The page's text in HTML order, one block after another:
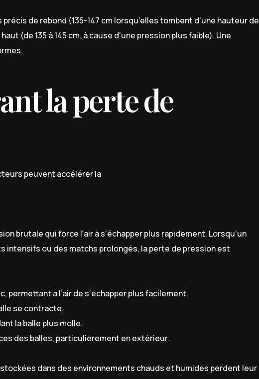
de rebond (135-147 cm lorsqu’elles tombent d’une hauteur de
(de 135 à 145 cm, à cause d’une pression plus faible). Une
la perte de
peuvent accélérer la
brutale qui force l’air à s’échapper plus rapidement. Lorsqu’un
ou des matchs prolongés, la perte de pression est
à l’air de s’échapper plus facilement.
se contracte,
la balle plus molle.
des balles, particulièrement en extérieur.
dans des environnements chauds et humides perdent leur